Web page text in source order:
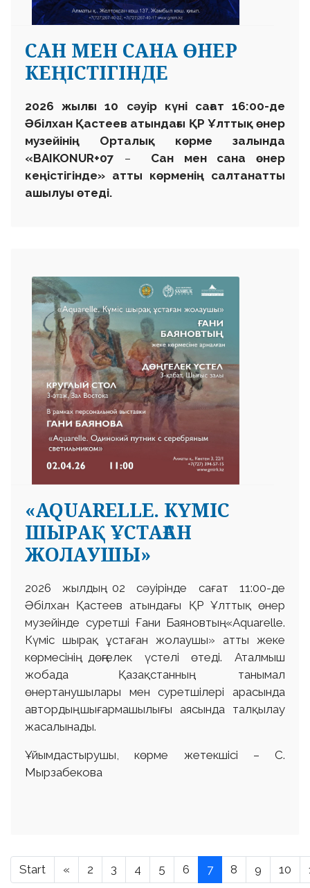
САН МЕН САНА ӨНЕР
КЕҢІСТІГІНДЕ
2026 жылғы 10 сәуір күні сағат 16:00-де
Әбілхан Қастеев атындағы ҚР Ұлттық өнер
музейінің Орталық көрме залында
«BAIKONUR+07 – Сан мен сана өнер
кеңістігінде» атты көрменің салтанатты
ашылуы өтеді.
«AQUARELLE. КҮМІС
ШЫРАҚ ҰСТАҒАН
ЖОЛАУШЫ»
2026 жылдың 02 сәуірінде сағат 11:00-де
Әбілхан Қастеев атындағы ҚР Ұлттық өнер
музейінде суретші Ғани Баяновтың «Aquarelle.
Күміс шырақ ұстаған жолаушы» атты жеке
көрмесінің дөңгелек үстелі өтеді. Аталмыш
жобада Қазақстанның танымал
өнертанушылары мен суретшілері арасында
автордың шығармашылығы аясында талқылау
жасалынады.
Ұйымдастырушы, көрме жетекшісі – С.
Мырзабекова
Start « 2 3 4 5 6 7 8 9 10